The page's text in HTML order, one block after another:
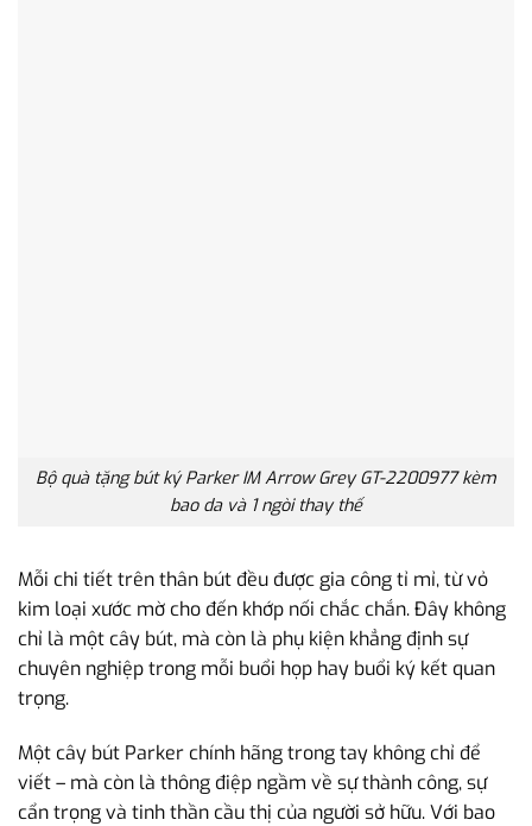
Bộ quà tặng bút ký Parker IM Arrow Grey GT-2200977 kèm
bao da và 1 ngòi thay thế
Mỗi chi tiết trên thân bút đều được gia công tỉ mỉ, từ vỏ
kim loại xước mờ cho đến khớp nối chắc chắn. Đây không
chỉ là một cây bút, mà còn là phụ kiện khẳng định sự
chuyên nghiệp trong mỗi buổi họp hay buổi ký kết quan
trọng.
Một cây bút Parker chính hãng trong tay không chỉ để
viết – mà còn là thông điệp ngầm về sự thành công, sự
cẩn trọng và tinh thần cầu thị của người sở hữu. Với bao